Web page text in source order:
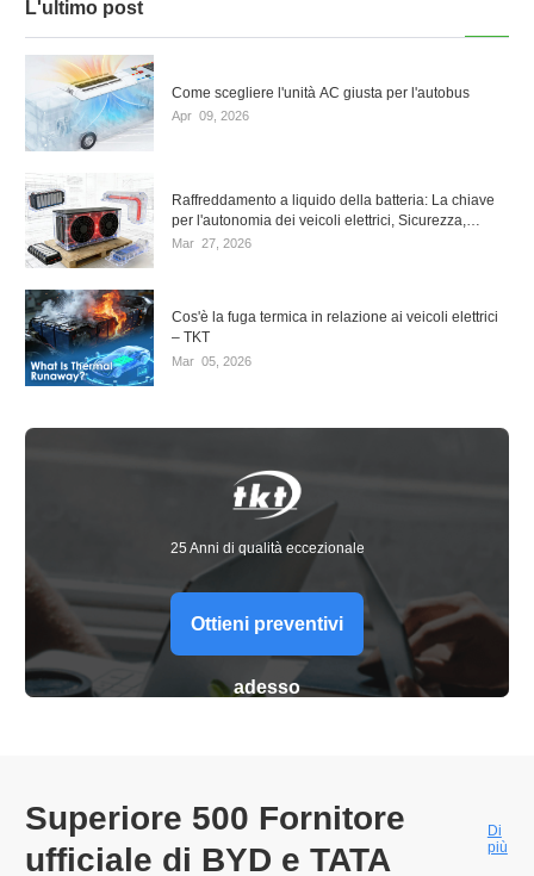
L'ultimo post
Come scegliere l'unità AC giusta per l'autobus
Apr 09, 2026
Raffreddamento a liquido della batteria: La chiave
per l'autonomia dei veicoli elettrici, Sicurezza,
Longevità
Mar 27, 2026
Cos'è la fuga termica in relazione ai veicoli elettrici
– TKT
Mar 05, 2026
25 Anni di qualità eccezionale
Ottieni preventivi
adesso
Superiore 500 Fornitore
ufficiale di BYD e TATA
Di
più